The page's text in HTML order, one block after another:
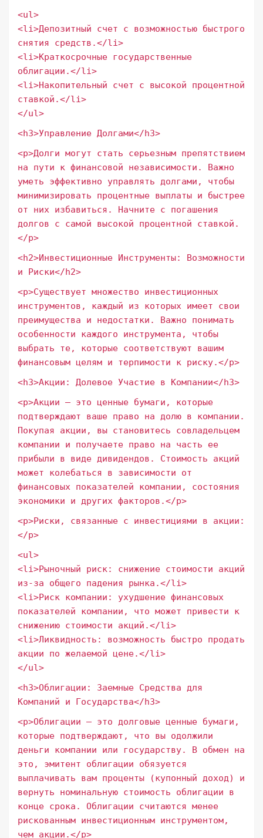
<ul>
<li>Депозитный счет с возможностью быстрого
снятия средств.</li>
<li>Краткосрочные государственные
облигации.</li>
<li>Накопительный счет с высокой процентной
ставкой.</li>
</ul>
<h3>Управление Долгами</h3>
<p>Долги могут стать серьезным препятствием
на пути к финансовой независимости. Важно
уметь эффективно управлять долгами, чтобы
минимизировать процентные выплаты и быстрее
от них избавиться. Начните с погашения
долгов с самой высокой процентной ставкой.
</p>
<h2>Инвестиционные Инструменты: Возможности
и Риски</h2>
<p>Существует множество инвестиционных
инструментов, каждый из которых имеет свои
преимущества и недостатки. Важно понимать
особенности каждого инструмента, чтобы
выбрать те, которые соответствуют вашим
финансовым целям и терпимости к риску.</p>
<h3>Акции: Долевое Участие в Компании</h3>
<p>Акции – это ценные бумаги, которые
подтверждают ваше право на долю в компании.
Покупая акции, вы становитесь совладельцем
компании и получаете право на часть ее
прибыли в виде дивидендов. Стоимость акций
может колебаться в зависимости от
финансовых показателей компании, состояния
экономики и других факторов.</p>
<p>Риски, связанные с инвестициями в акции:
</p>
<ul>
<li>Рыночный риск: снижение стоимости акций
из-за общего падения рынка.</li>
<li>Риск компании: ухудшение финансовых
показателей компании, что может привести к
снижению стоимости акций.</li>
<li>Ликвидность: возможность быстро продать
акции по желаемой цене.</li>
</ul>
<h3>Облигации: Заемные Средства для
Компаний и Государства</h3>
<p>Облигации – это долговые ценные бумаги,
которые подтверждают, что вы одолжили
деньги компании или государству. В обмен на
это, эмитент облигации обязуется
выплачивать вам проценты (купонный доход) и
вернуть номинальную стоимость облигации в
конце срока. Облигации считаются менее
рискованным инвестиционным инструментом,
чем акции.</p>